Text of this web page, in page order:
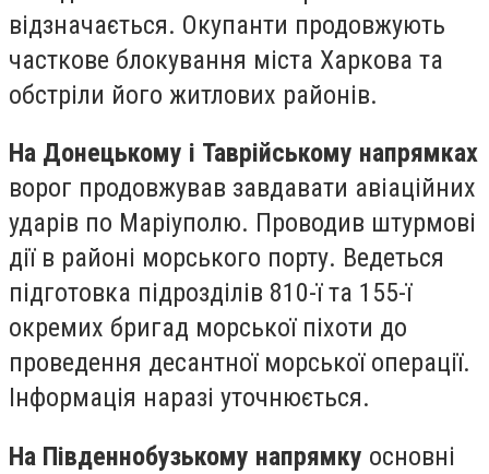
відзначається. Окупанти продовжують
часткове блокування міста Харкова та
обстріли його житлових районів.
На Донецькому і Таврійському напрямках
ворог продовжував завдавати авіаційних
ударів по Маріуполю. Проводив штурмові
дії в районі морського порту. Ведеться
підготовка підрозділів 810-ї та 155-ї
окремих бригад морської піхоти до
проведення десантної морської операції.
Інформація наразі уточнюється.
На Південнобузькому напрямку основні